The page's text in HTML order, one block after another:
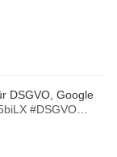
DSGVO, Google
#DSGVO